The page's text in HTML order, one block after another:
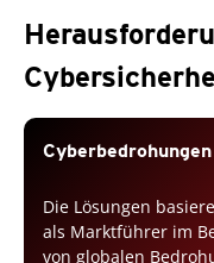
Cyberbedrohungen
Die Lösungen
als Marktführer im
von globalen